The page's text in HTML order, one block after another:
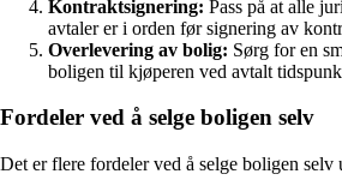
Kontraktsignering: Pass på at alle
avtaler er i orden før signering av
Overlevering av bolig: Sørg for en
boligen til kjøperen ved avtalt
Fordeler ved å selge boligen selv
Det er flere fordeler ved å selge boligen selv